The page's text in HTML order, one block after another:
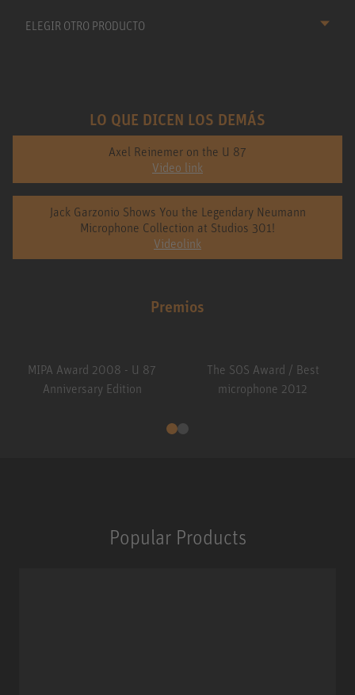
ELEGIR OTRO PRODUCTO
LO QUE DICEN LOS DEMÁS
Axel Reinemer on the U 87
Video link
Jack Garzonio Shows You the Legendary Neumann
Microphone Collection at Studios 301!
Videolink
Premios
MIPA Award 2008 - U 87
Anniversary Edition
The SOS Award / Best
microphone 2012
Popular Products